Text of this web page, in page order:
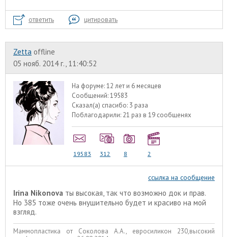
ответить цитировать
Zetta offline
05 нояб. 2014 г., 11:40:52
На форуме:12 лет и 6 месяцев
Сообщений:19583
Сказал(а) спасибо: 3 раза
Поблагодарили: 21 раз в 19 сообщенях
19583 312 8 2
ссылка на сообщение
Irina Nikonova ты высокая, так что возможно док и прав.
Но 385 тоже очень внушительно будет и красиво на мой
взгляд.
Маммопластика от Соколова А.А., евросиликон 230,высокий